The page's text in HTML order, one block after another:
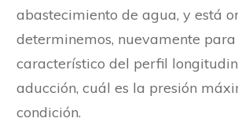
abastecimiento de agua, y está
determinemos, nuevamente
característico del perfil
aducción, cuál es la presión
condición.